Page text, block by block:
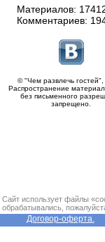
Материалов:
Комментариев:
© "Чем развлечь гостей",
Распространение
без письменного
запрещено.
Сайт использует файлы
обрабатывались,
Договор-оферта.